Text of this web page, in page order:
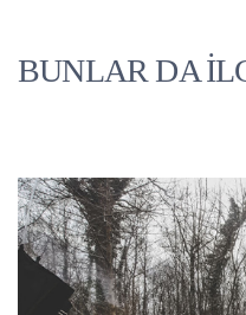
BUNLAR DA